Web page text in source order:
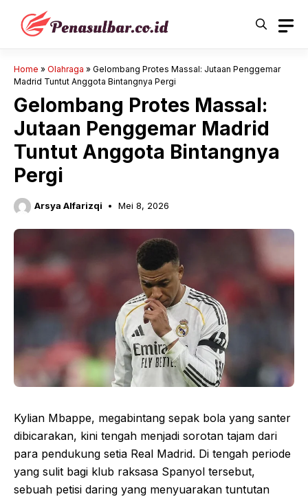
Langsung
Home » Olahraga » Gelombang Protes Massal: Jutaan Penggemar
Madrid Tuntut Anggota Bintangnya Pergi
Gelombang Protes Massal:
Jutaan Penggemar Madrid
Tuntut Anggota Bintangnya
Pergi
Arsya Alfarizqi Mei 8, 2026
Kylian Mbappe, megabintang sepak bola yang santer
dibicarakan, kini tengah menjadi sorotan tajam dari
para pendukung setia Real Madrid. Di tengah periode
yang sulit bagi klub raksasa Spanyol tersebut,
sebuah petisi daring yang menyuarakan tuntutan